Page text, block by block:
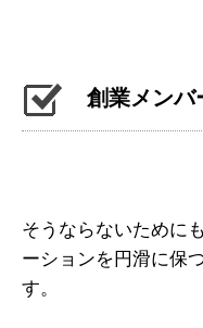
創業メンバ
そうならないために
ーションを円滑に保
す。